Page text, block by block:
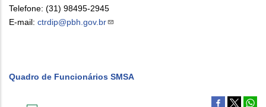
Telefone: (31) 98495-2945
E-mail: ctrdip@pbh.gov.br
Quadro de Funcionários SMSA